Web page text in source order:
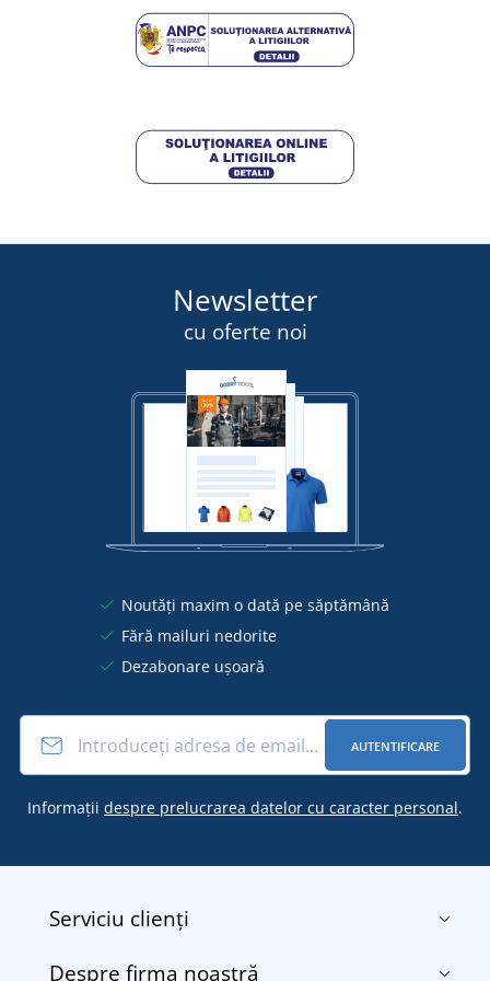
DETALII
89,25 lei
Newsletter
cu oferte noi
Noutăți maxim o dată pe săptămână
Fără mailuri nedorite
Dezabonare ușoară
AUTENTIFICARE
Informații despre prelucrarea datelor cu caracter personal.
Serviciu clienți
Contact
Despre firma noastră